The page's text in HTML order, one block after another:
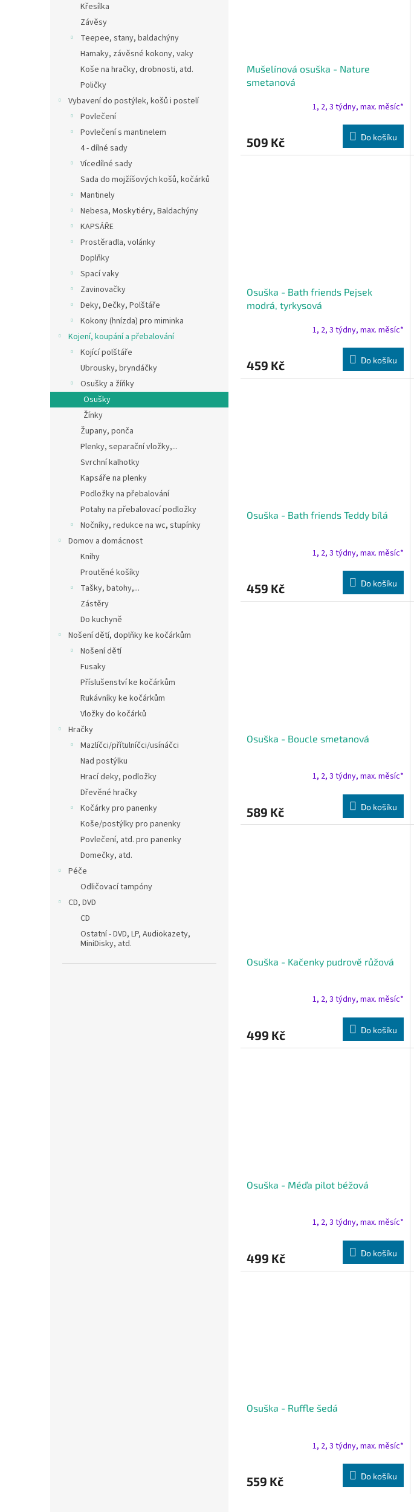
Křesílka
Závěsy
Teepee, stany, baldachýny
Hamaky, závěsné kokony, vaky
Koše na hračky, drobnosti, atd.
Poličky
Vybavení do postýlek, košů i postelí
Povlečení
Povlečení s mantinelem
4 - dílné sady
Vícedílné sady
Sada do mojžíšových košů, kočárků
Mantinely
Nebesa, Moskytiéry, Baldachýny
KAPSÁŘE
Prostěradla, volánky
Doplňky
Spací vaky
Zavinovačky
Deky, Dečky, Polštáře
Kokony (hnízda) pro miminka
Kojení, koupání a přebalování
Kojící polštáře
Ubrousky, bryndáčky
Osušky a žíňky
Osušky
Žínky
Župany, ponča
Plenky, separační vložky,...
Svrchní kalhotky
Kapsáře na plenky
Podložky na přebalování
Potahy na přebalovací podložky
Nočníky, redukce na wc, stupínky
Domov a domácnost
Knihy
Proutěné košíky
Tašky, batohy,...
Zástěry
Do kuchyně
Nošení dětí, doplňky ke kočárkům
Nošení dětí
Fusaky
Příslušenství ke kočárkům
Rukávníky ke kočárkům
Vložky do kočárků
Hračky
Mazlíčci/přítulníčci/usínáčci
Nad postýlku
Hrací deky, podložky
Dřevěné hračky
Kočárky pro panenky
Koše/postýlky pro panenky
Povlečení, atd. pro panenky
Domečky, atd.
Péče
Odličovací tampóny
CD, DVD
CD
Ostatní - DVD, LP, Audiokazety,
MiniDisky, atd.
Mušelínová osuška - Nature
smetanová
1, 2, 3 týdny, max. měsíc*
509 Kč Do košíku
Osuška - Bath friends Pejsek
modrá, tyrkysová
1, 2, 3 týdny, max. měsíc*
459 Kč Do košíku
Osuška - Bath friends Teddy bílá
1, 2, 3 týdny, max. měsíc*
459 Kč Do košíku
Osuška - Boucle smetanová
1, 2, 3 týdny, max. měsíc*
589 Kč Do košíku
Osuška - Kačenky pudrově růžová
1, 2, 3 týdny, max. měsíc*
499 Kč Do košíku
Osuška - Méďa pilot béžová
1, 2, 3 týdny, max. měsíc*
499 Kč Do košíku
Osuška - Ruffle šedá
1, 2, 3 týdny, max. měsíc*
559 Kč Do košíku